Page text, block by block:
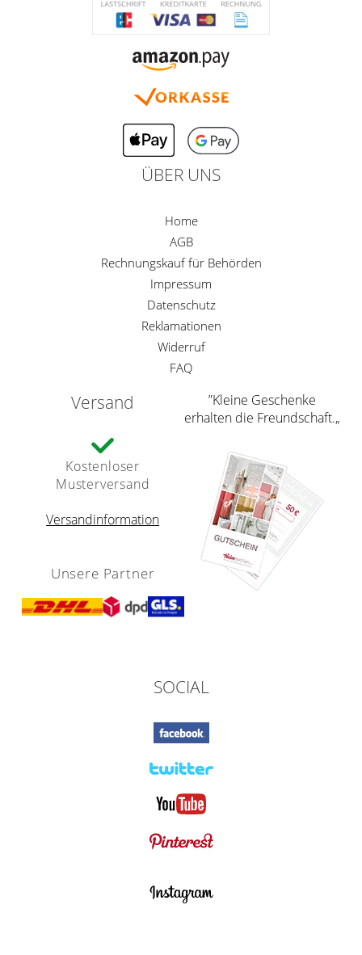
ÜBER UNS
Home
AGB
Rechnungskauf für Behörden
Impressum
Datenschutz
Reklamationen
Widerruf
FAQ
Versand
Kostenloser
Musterversand
Versandinformation
Unsere Partner
”Kleine Geschenke
erhalten die Freundschaft.„
SOCIAL